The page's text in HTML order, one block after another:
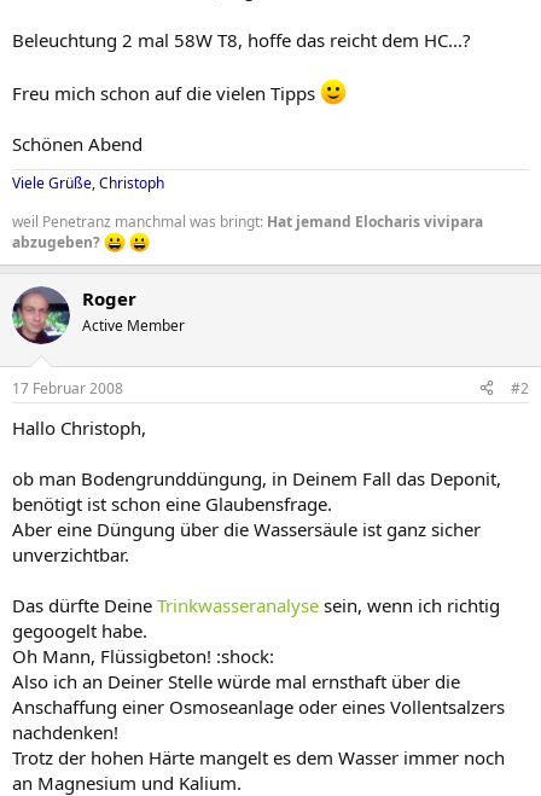
Beleuchtung 2 mal 58W T8, hoffe das reicht dem HC...?
Freu mich schon auf die vielen Tipps
Schönen Abend
Viele Grüße, Christoph
weil Penetranz manchmal was bringt: Hat jemand Elocharis vivipara
abzugeben?
Roger
Active Member
17 Februar 2008 #2
Hallo Christoph,
ob man Bodengrunddüngung, in Deinem Fall das Deponit,
benötigt ist schon eine Glaubensfrage.
Aber eine Düngung über die Wassersäule ist ganz sicher
unverzichtbar.
Das dürfte Deine Trinkwasseranalyse sein, wenn ich richtig
gegoogelt habe.
Oh Mann, Flüssigbeton! :shock:
Also ich an Deiner Stelle würde mal ernsthaft über die
Anschaffung einer Osmoseanlage oder eines Vollentsalzers
nachdenken!
Trotz der hohen Härte mangelt es dem Wasser immer noch
an Magnesium und Kalium.